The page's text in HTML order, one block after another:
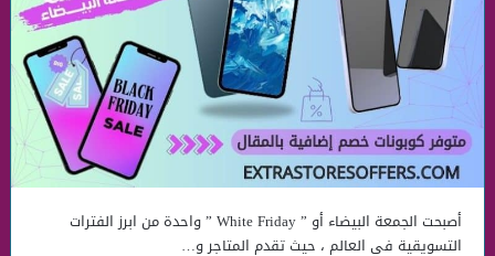
أصبحت الجمعة البيضاء أو ” White Friday ” واحدة من ابرز الفترات
التسويقية في العالم ، حيث تقدم المتاجر و…